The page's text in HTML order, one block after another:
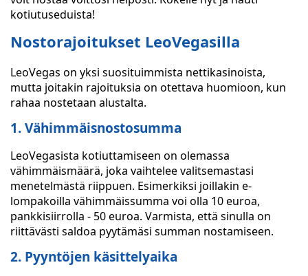
kotiutuseduista!
Nostorajoitukset LeoVegasilla
LeoVegas on yksi suosituimmista nettikasinoista,
mutta joitakin rajoituksia on otettava huomioon, kun
rahaa nostetaan alustalta.
1. Vähimmäisnostosumma
LeoVegasista kotiuttamiseen on olemassa
vähimmäismäärä, joka vaihtelee valitsemastasi
menetelmästä riippuen. Esimerkiksi joillakin e-
lompakoilla vähimmäissumma voi olla 10 euroa,
pankkisiirrolla - 50 euroa. Varmista, että sinulla on
riittävästi saldoa pyytämäsi summan nostamiseen.
2. Pyyntöjen käsittelyaika